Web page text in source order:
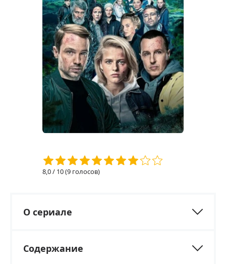
8,0/ 10 (9 голосов)
О сериале
Содержание